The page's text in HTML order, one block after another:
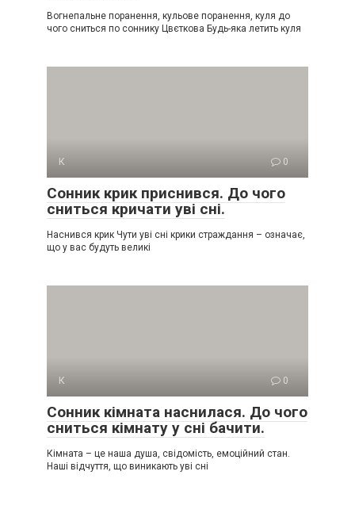
Вогнепальне поранення, кульове поранення, куля до
чого сниться по соннику Цвєткова Будь-яка летить куля
К 0
Сонник крик приснився. До чого
сниться кричати уві сні.
Наснився крик Чути уві сні крики страждання – означає,
що у вас будуть великі
К 0
Сонник кімната наснилася. До чого
сниться кімнату у сні бачити.
Кімната – це наша душа, свідомість, емоційний стан.
Наші відчуття, що виникають уві сні